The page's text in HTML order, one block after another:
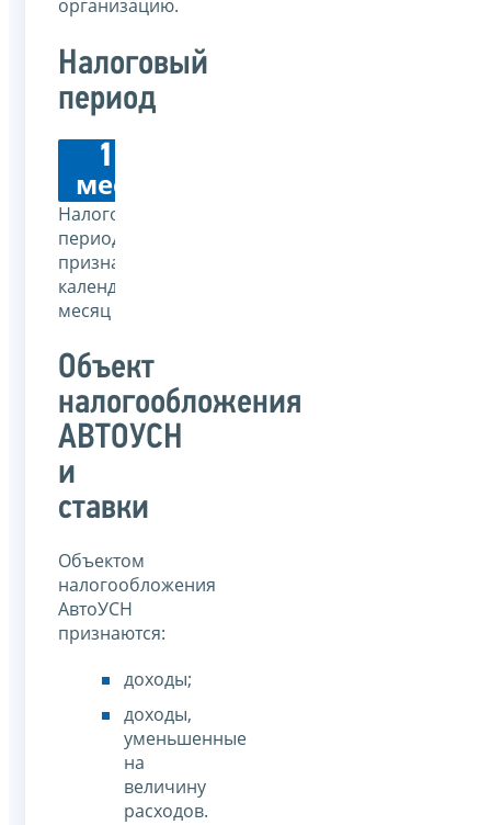
организацию.
Налоговый
период
1
мес.
Налоговым
периодом
признается
календарный
месяц
Объект
налогообложения
АВТОУСН
и
ставки
Объектом
налогообложения
АвтоУСН
признаются:
доходы;
доходы,
уменьшенные
на
величину
расходов.